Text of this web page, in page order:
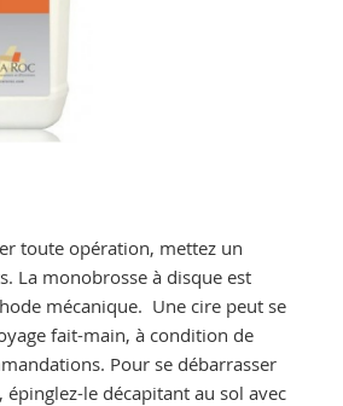
toute opération, mettez un
La monobrosse à disque est
mécanique. Une cire peut se
fait-main, à condition de
Pour se débarrasser
épinglez-le décapitant au sol avec